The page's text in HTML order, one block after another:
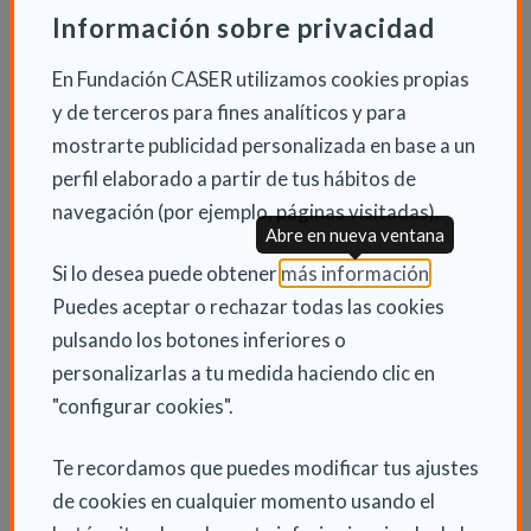
Información sobre privacidad
En Fundación CASER utilizamos cookies propias
y de terceros para fines analíticos y para
mostrarte publicidad personalizada en base a un
perfil elaborado a partir de tus hábitos de
navegación (por ejemplo, páginas visitadas).
Si lo desea puede obtener más información(Abre en
Puedes aceptar o rechazar todas las cookies
pulsando los botones inferiores o
personalizarlas a tu medida haciendo clic en
"configurar cookies".
Te recordamos que puedes modificar tus ajustes
de cookies en cualquier momento usando el
Abre en nueva ventana
familiares.
Acerca de la Fundación Tomillo
La Fundación Tomillo es una entidad privada, sin
ánimo de lucro, no confesional e independiente que
nace en 1983 con el propósito de contribuir a la
mejora social y al desarrollo de la persona.
Su labor está dirigida a la integración social de los
individuos y colectivos más vulnerables a través de la
educación, la mejora de la empleabilidad, la creación
de empleo directo, el fortalecimiento de redes
La Fundación Tomillo cuenta con amplia experiencia